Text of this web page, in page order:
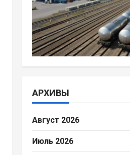
АРХИВЫ
Август 2026
Июль 2026